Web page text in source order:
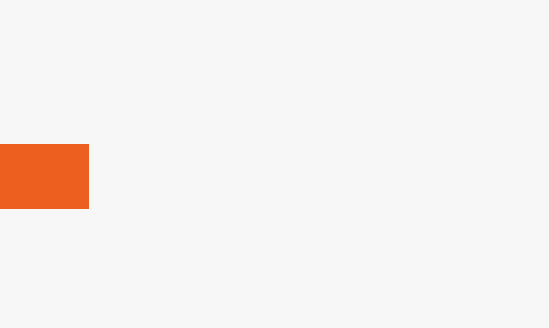
、変更後のサービスを含
ます。
「Biz/Zine」「HRzine」